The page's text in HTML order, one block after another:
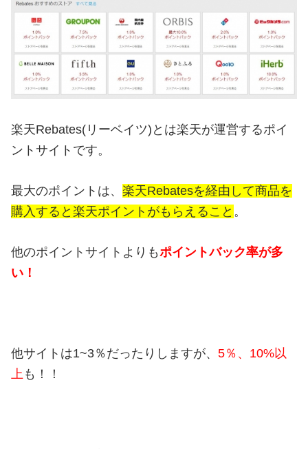
楽天Rebates(リーベイツ)とは楽天が運営するポイ
ントサイトです。
最大のポイントは、 楽天Rebatesを経由して商品を
購入すると楽天ポイントがもらえること 。
他のポイントサイトよりもポイントバック率が多
い！
他サイトは1~3％だったりしますが、 5％、10%以
上も！！